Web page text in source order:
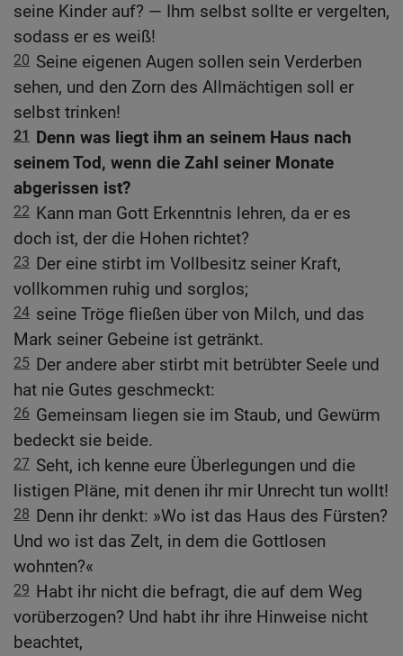
seine Kinder auf? — Ihm selbst sollte er vergelten,
sodass er es weiß!
20 Seine eigenen Augen sollen sein Verderben
sehen, und den Zorn des Allmächtigen soll er
selbst trinken!
21
Denn was liegt ihm an seinem Haus nach
seinem Tod, wenn die Zahl seiner Monate
abgerissen ist?
22 Kann man Gott Erkenntnis lehren, da er es
doch ist, der die Hohen richtet?
23 Der eine stirbt im Vollbesitz seiner Kraft,
vollkommen ruhig und sorglos;
24 seine Tröge fließen über von Milch, und das
Mark seiner Gebeine ist getränkt.
25 Der andere aber stirbt mit betrübter Seele und
hat nie Gutes geschmeckt:
26 Gemeinsam liegen sie im Staub, und Gewürm
bedeckt sie beide.
27 Seht, ich kenne eure Überlegungen und die
listigen Pläne, mit denen ihr mir Unrecht tun wollt!
28 Denn ihr denkt: »Wo ist das Haus des Fürsten?
Und wo ist das Zelt, in dem die Gottlosen
wohnten?«
29 Habt ihr nicht die befragt, die auf dem Weg
vorüberzogen? Und habt ihr ihre Hinweise nicht
beachtet,